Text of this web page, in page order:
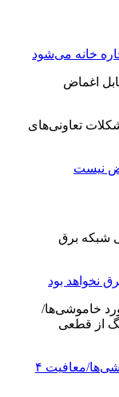
تعاونی‌های
نیست
نخواهد بود
آخرین اظهارات وزیر نیرو درمورد خاموشی‌ها/معافیت ۴